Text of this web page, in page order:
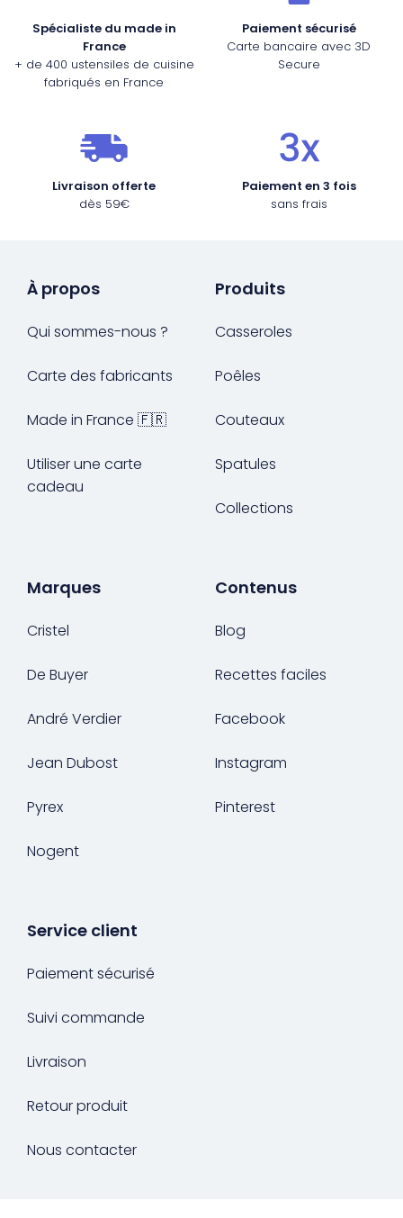
Spécialiste du made in
France
+ de 400 ustensiles de cuisine
fabriqués en France
Paiement sécurisé
Carte bancaire avec 3D
Secure
Livraison offerte
dès 59€
Paiement en 3 fois
sans frais
À propos
Qui sommes-nous ?
Carte des fabricants
Made in France 🇫🇷
Utiliser une carte
cadeau
Produits
Casseroles
Poêles
Couteaux
Spatules
Collections
Marques
Cristel
De Buyer
André Verdier
Jean Dubost
Pyrex
Nogent
Contenus
Blog
Recettes faciles
Facebook
Instagram
Pinterest
Service client
Paiement sécurisé
Suivi commande
Livraison
Retour produit
Nous contacter